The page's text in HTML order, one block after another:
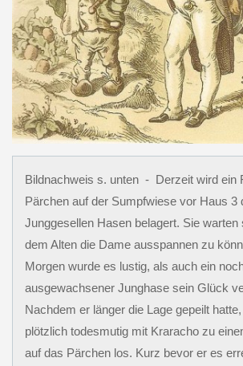
Bildnachweis s. unten - Derzeit wird ein
Pärchen auf der Sumpfwiese vor Haus 3
Junggesellen Hasen belagert. Sie warten
dem Alten die Dame ausspannen zu
Morgen wurde es lustig, als auch ein
ausgewachsener Junghase sein Glück
Nachdem er länger die Lage gepeilt
plötzlich todesmutig mit Kraracho zu
auf das Pärchen los. Kurz bevor er es